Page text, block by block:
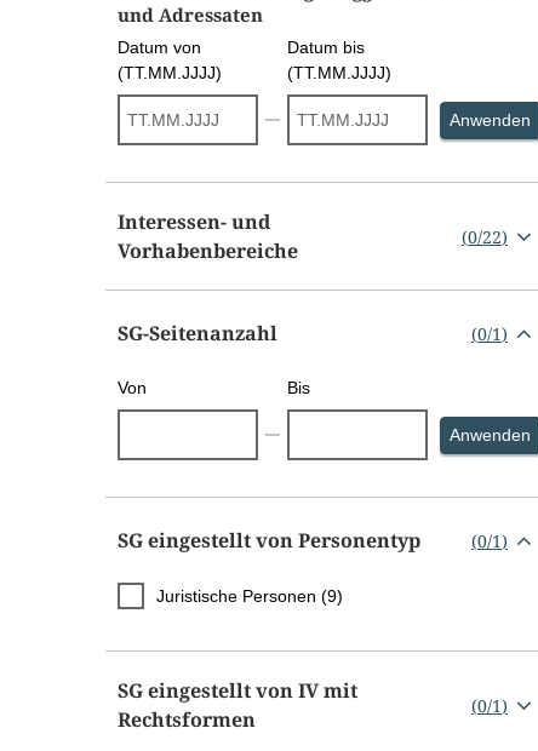
und Adressaten
Datum von
(TT.MM.JJJJ)
Datum bis
(TT.MM.JJJJ)
Anwenden
Interessen- und
Vorhabenbereiche
(0/22)
SG-Seitenanzahl (0/1)
Von Bis
Anwenden
SG eingestellt von Personentyp (0/1)
Juristische Personen (9)
SG eingestellt von IV mit
Rechtsformen
(0/1)